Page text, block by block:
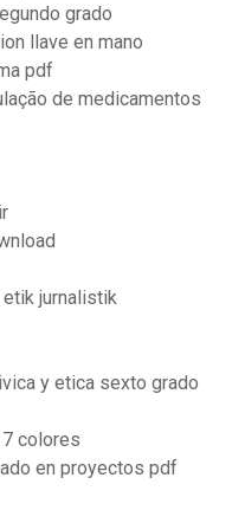
grado
llave en mano
pdf
de medicamentos
etik jurnalistik
y etica sexto grado
colores
en proyectos pdf